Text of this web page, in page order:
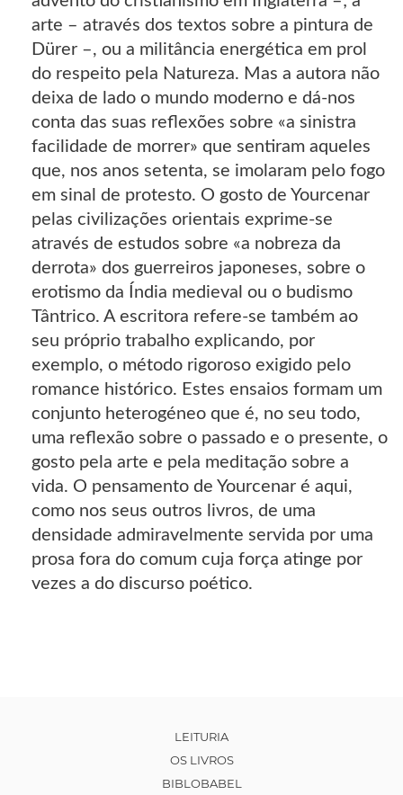
arte – através dos textos sobre a pintura de
Dürer –, ou a militância energética em prol
do respeito pela Natureza. Mas a autora não
deixa de lado o mundo moderno e dá-nos
conta das suas reflexões sobre «a sinistra
facilidade de morrer» que sentiram aqueles
que, nos anos setenta, se imolaram pelo fogo
em sinal de protesto. O gosto de Yourcenar
pelas civilizações orientais exprime-se
através de estudos sobre «a nobreza da
derrota» dos guerreiros japoneses, sobre o
erotismo da Índia medieval ou o budismo
Tântrico. A escritora refere-se também ao
seu próprio trabalho explicando, por
exemplo, o método rigoroso exigido pelo
romance histórico. Estes ensaios formam um
conjunto heterogéneo que é, no seu todo,
uma reflexão sobre o passado e o presente, o
gosto pela arte e pela meditação sobre a
vida. O pensamento de Yourcenar é aqui,
como nos seus outros livros, de uma
densidade admiravelmente servida por uma
prosa fora do comum cuja força atinge por
vezes a do discurso poético.
LEITURIA
OS LIVROS
BIBLOBABEL